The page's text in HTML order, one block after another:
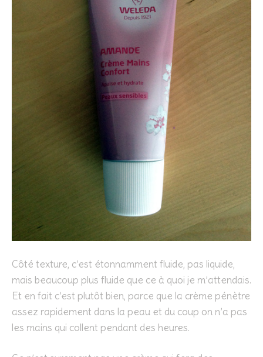
Côté texture, c’est étonnamment fluide, pas liquide,
mais beaucoup plus fluide que ce à quoi je m’attendais.
Et en fait c’est plutôt bien, parce que la crème pénètre
assez rapidement dans la peau et du coup on n’a pas
les mains qui collent pendant des heures.